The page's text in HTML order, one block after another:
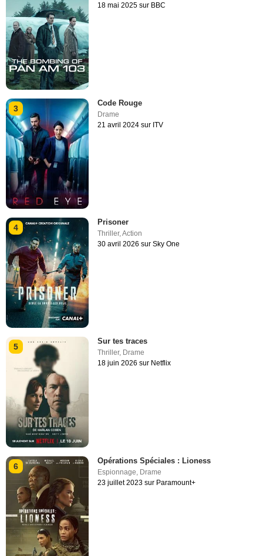
18 mai 2025 sur BBC
3
Code Rouge
Drame
21 avril 2024 sur ITV
4
Prisoner
Thriller,Action
30 avril 2026 sur Sky One
5
Sur tes traces
Thriller, Drame
18 juin 2026 sur Netflix
6
Opérations Spéciales : Lioness
Espionnage Drame
23 juillet 2023 sur Paramount+